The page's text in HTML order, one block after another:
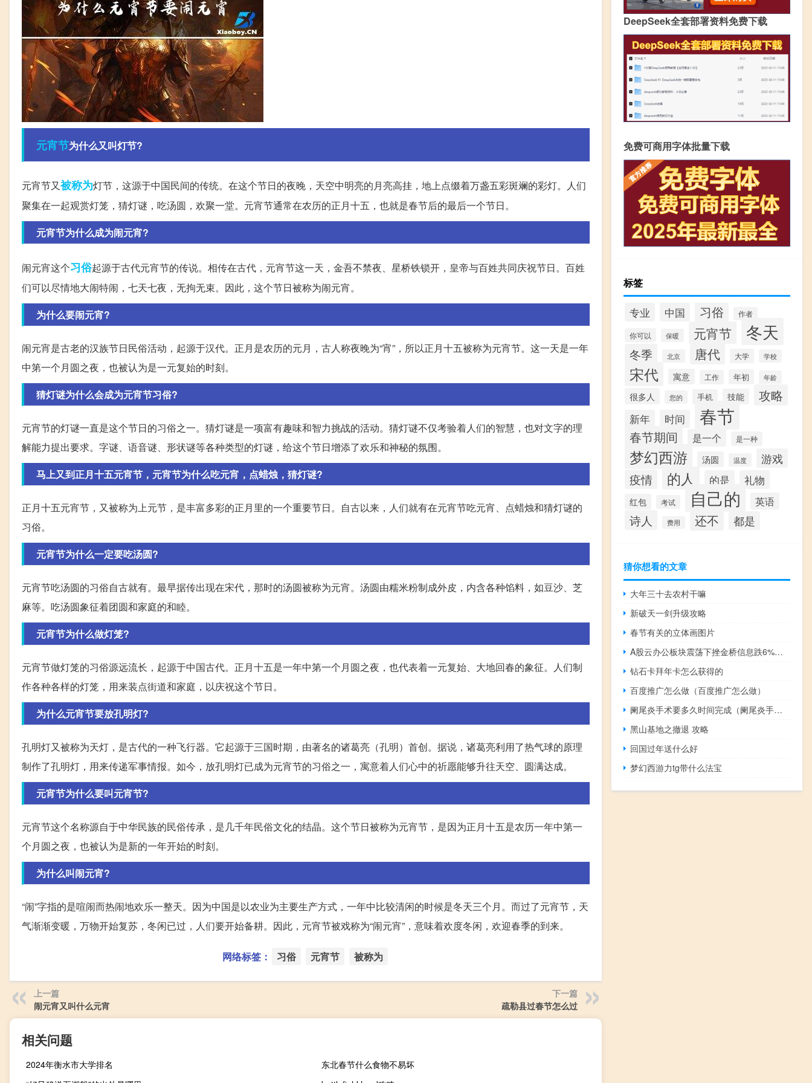
元宵节为什么又叫灯节?
元宵节又被称为灯节，这源于中国民间的传统。在这个节日的夜晚，天空中明亮的月亮高挂，地上点缀着万盏五彩斑斓的彩灯。人们
聚集在一起观赏灯笼，猜灯谜，吃汤圆，欢聚一堂。元宵节通常在农历的正月十五，也就是春节后的最后一个节日。
元宵节为什么成为闹元宵?
闹元宵这个习俗起源于古代元宵节的传说。相传在古代，元宵节这一天，金吾不禁夜、星桥铁锁开，皇帝与百姓共同庆祝节日。百姓
们可以尽情地大闹特闹，七天七夜，无拘无束。因此，这个节日被称为闹元宵。
为什么要闹元宵?
闹元宵是古老的汉族节日民俗活动，起源于汉代。正月是农历的元月，古人称夜晚为“宵”，所以正月十五被称为元宵节。这一天是一年
中第一个月圆之夜，也被认为是一元复始的时刻。
猜灯谜为什么会成为元宵节习俗?
元宵节的灯谜一直是这个节日的习俗之一。猜灯谜是一项富有趣味和智力挑战的活动。猜灯谜不仅考验着人们的智慧，也对文字的理
解能力提出要求。字谜、语音谜、形状谜等各种类型的灯谜，给这个节日增添了欢乐和神秘的氛围。
马上又到正月十五元宵节，元宵节为什么吃元宵，点蜡烛，猜灯谜?
正月十五元宵节，又被称为上元节，是丰富多彩的正月里的一个重要节日。自古以来，人们就有在元宵节吃元宵、点蜡烛和猜灯谜的
习俗。
元宵节为什么一定要吃汤圆?
元宵节吃汤圆的习俗自古就有。最早据传出现在宋代，那时的汤圆被称为元宵。汤圆由糯米粉制成外皮，内含各种馅料，如豆沙、芝
麻等。吃汤圆象征着团圆和家庭的和睦。
元宵节为什么做灯笼?
元宵节做灯笼的习俗源远流长，起源于中国古代。正月十五是一年中第一个月圆之夜，也代表着一元复始、大地回春的象征。人们制
作各种各样的灯笼，用来装点街道和家庭，以庆祝这个节日。
为什么元宵节要放孔明灯?
孔明灯又被称为天灯，是古代的一种飞行器。它起源于三国时期，由著名的诸葛亮（孔明）首创。据说，诸葛亮利用了热气球的原理
制作了孔明灯，用来传递军事情报。如今，放孔明灯已成为元宵节的习俗之一，寓意着人们心中的祈愿能够升往天空、圆满达成。
元宵节为什么要叫元宵节?
元宵节这个名称源自于中华民族的民俗传承，是几千年民俗文化的结晶。这个节日被称为元宵节，是因为正月十五是农历一年中第一
个月圆之夜，也被认为是新的一年开始的时刻。
为什么叫闹元宵?
“闹”字指的是喧闹而热闹地欢乐一整天。因为中国是以农业为主要生产方式，一年中比较清闲的时候是冬天三个月。而过了元宵节，天
气渐渐变暖，万物开始复苏，冬闲已过，人们要开始备耕。因此，元宵节被戏称为“闹元宵”，意味着欢度冬闲，欢迎春季的到来。
网络标签： 习俗 元宵节 被称为
上一篇
闹元宵又叫什么元宵
下一篇
疏勒县过春节怎么过
相关问题
2024年衡水市大学排名
东北春节什么食物不易坏
DeepSeek全套部署资料免费下载
免费可商用字体批量下载
标签
专业 中国 习俗 作者
你可以 保暖 元宵节 冬天
冬季 北京 唐代 大学 学校
宋代 寓意 工作 年初 年龄
很多人 您的 手机 技能 攻略
新年 时间 春节
春节期间 是一个 是一种
梦幻西游 汤圆 温度
游戏
疫情
的人 的是 礼物
红包 考试 自己的 英语
诗人 费用 还不 都是
猜你想看的文章
大年三十去农村干嘛
新破天一剑升级攻略
春节有关的立体画图片
A股云办公板块震荡下挫金桥信息跌6%直真科技、盛通股份、天地在线、润建股份、人民网等跟跌
钻石卡拜年卡怎么获得的
百度推广怎么做（百度推广怎么做）
阑尾炎手术要多久时间完成（阑尾炎手术要多久时间）
黑山基地之撤退 攻略
回国过年送什么好
梦幻西游力tg带什么法宝